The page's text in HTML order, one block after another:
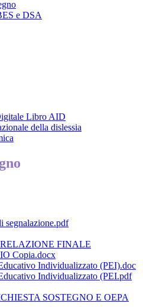
e DSA
Libro AID
della dislessia
segnalazione.pdf
FINALE
Copia.docx
Individualizzato (PEI).doc
Individualizzato (PEI.pdf
SOSTEGNO E OEPA